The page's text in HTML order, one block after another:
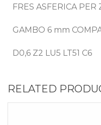
FRES ASFERICA
GAMBO 6 mm
D0,6 Z2 LU5 LT51 C6
RELATED